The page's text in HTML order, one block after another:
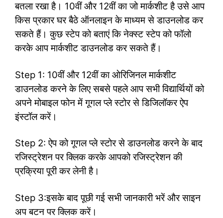
बतला रखा है। 10वीं और 12वीं का जो मार्कशीट है उसे आप
किस प्रकार घर बैठे ऑनलाइन के माध्यम से डाउनलोड कर
सकते हैं। कुछ स्टेप को बताएं कि नेक्स्ट स्टेप को फॉलो
करके आप मार्कशीट डाउनलोड कर सकते हैं।
Step 1: 10वीं और 12वीं का ओरिजिनल मार्कशीट
डाउनलोड करने के लिए सबसे पहले आप सभी विद्यार्थियों को
अपने मोबाइल फोन में गूगल प्ले स्टोर से डिजिलॉकर ऐप
इंस्टॉल करें।
Step 2: ऐप को गूगल प्ले स्टोर से डाउनलोड करने के बाद
रजिस्ट्रेशन पर क्लिक करके आपको रजिस्ट्रेशन की
प्रक्रिया पूरी कर लेनी है।
Step 3:इसके बाद पूछी गई सभी जानकारी भरें और साइन
अप बटन पर क्लिक करें।